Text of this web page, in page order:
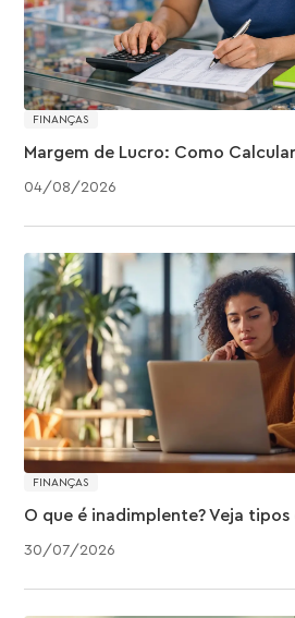
FINANÇAS
04/08/2026
Margem de Lucro: Como
FINANÇAS
30 /07/2026
O que é inadimplente? Veja